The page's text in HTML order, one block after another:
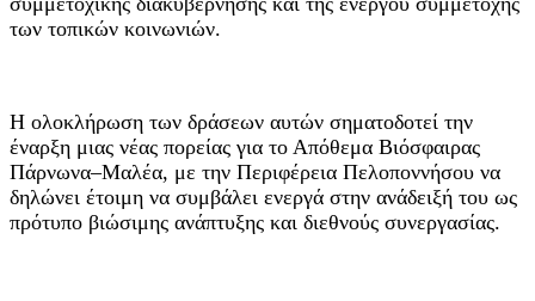
των τοπικών κοινωνιών.
Η ολοκλήρωση των δράσεων αυτών σηματοδοτεί την
έναρξη μιας νέας πορείας για το Απόθεμα Βιόσφαιρας
Πάρνωνα–Μαλέα, με την Περιφέρεια Πελοποννήσου να
δηλώνει έτοιμη να συμβάλει ενεργά στην ανάδειξή του ως
πρότυπο βιώσιμης ανάπτυξης και διεθνούς συνεργασίας.